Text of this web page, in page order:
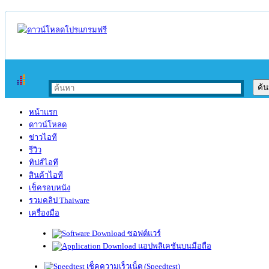
หน้าแรก
ดาวน์โหลด
ข่าวไอที
รีวิว
ทิปส์ไอที
สินค้าไอที
เช็ครอบหนัง
รวมคลิป Thaiware
เครื่องมือ
ซอฟต์แวร์
แอปพลิเคชันบนมือถือ
เช็คความเร็วเน็ต (Speedtest)